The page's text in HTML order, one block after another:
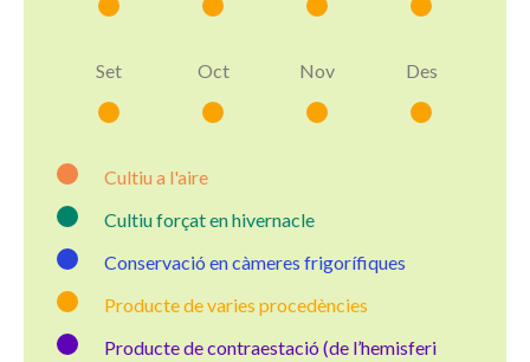
Set Oct Nov Des
Cultiu a l'aire
Cultiu forçat en hivernacle
Conservació en càmeres frigorífiques
Producte de varies procedències
Producte de contraestació (de l’hemisferi